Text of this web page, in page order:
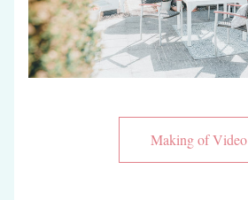
Making of Video